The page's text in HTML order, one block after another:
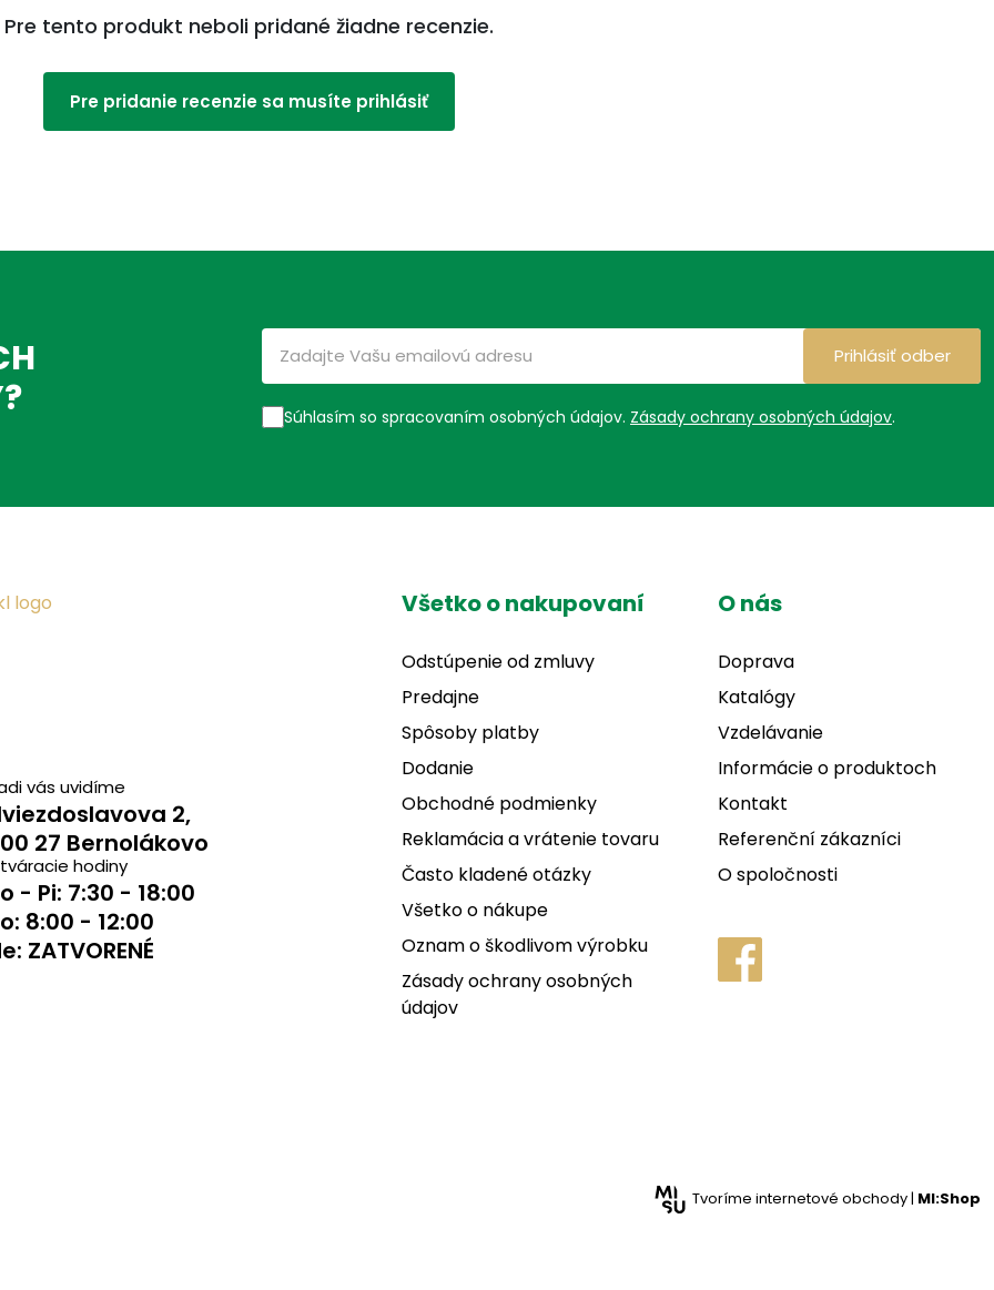
bleskové, iradiačné, rýchlo prichádzajúce i
končatín (doplnok: Colocynthis); silným
pravá.
Pre tento produkt neboli pridané žiadne recenzie.
Pre pridanie recenzie sa musíte prihlásiť
Súhlasím so spracovaním osobných údajov. Zásady ochrany osobných údajov.
Prihlásiť odber
vás uvidíme
2,
27 Bernolákovo
hodiny
- Pi: 7:30 - 18:00
8:00 - 12:00
ZATVORENÉ
Všetko o nakupovaní
Odstúpenie od zmluvy
Predajne
Spôsoby platby
Dodanie
Obchodné podmienky
Reklamácia a vrátenie tovaru
Často kladené otázky
Všetko o nákupe
Oznam o škodlivom výrobku
Zásady ochrany osobných
údajov
O nás
Doprava
Katalógy
Vzdelávanie
Informácie o produktoch
Kontakt
Referenční zákazníci
O spoločnosti
Tvoríme internetové obchody | MI:Shop